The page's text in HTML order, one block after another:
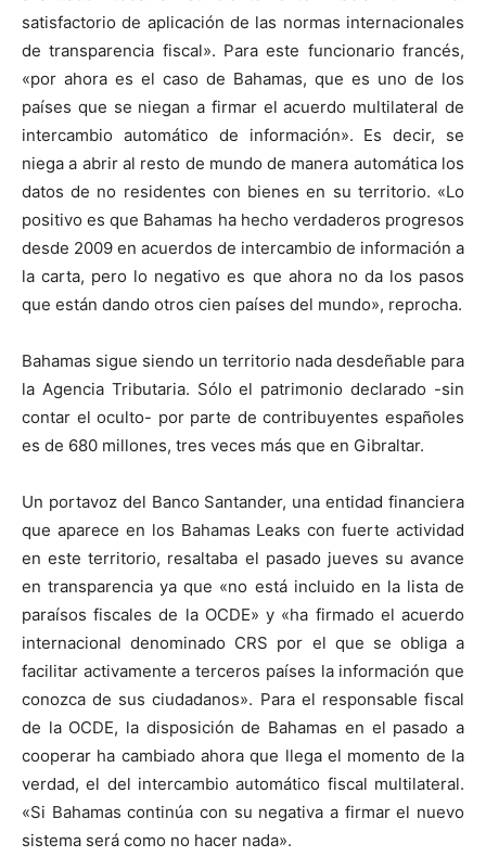
satisfactorio de aplicación de las normas internacionales
de transparencia fiscal». Para este funcionario francés,
«por ahora es el caso de Bahamas, que es uno de los
países que se niegan a firmar el acuerdo multilateral de
intercambio automático de información». Es decir, se
niega a abrir al resto de mundo de manera automática los
datos de no residentes con bienes en su territorio. «Lo
positivo es que Bahamas ha hecho verdaderos progresos
desde 2009 en acuerdos de intercambio de información a
la carta, pero lo negativo es que ahora no da los pasos
que están dando otros cien países del mundo», reprocha.
Bahamas sigue siendo un territorio nada desdeñable para
la Agencia Tributaria. Sólo el patrimonio declarado -sin
contar el oculto- por parte de contribuyentes españoles
es de 680 millones, tres veces más que en Gibraltar.
Un portavoz del Banco Santander, una entidad financiera
que aparece en los Bahamas Leaks con fuerte actividad
en este territorio, resaltaba el pasado jueves su avance
en transparencia ya que «no está incluido en la lista de
paraísos fiscales de la OCDE» y «ha firmado el acuerdo
internacional denominado CRS por el que se obliga a
facilitar activamente a terceros países la información que
conozca de sus ciudadanos». Para el responsable fiscal
de la OCDE, la disposición de Bahamas en el pasado a
cooperar ha cambiado ahora que llega el momento de la
verdad, el del intercambio automático fiscal multilateral.
«Si Bahamas continúa con su negativa a firmar el nuevo
sistema será como no hacer nada».